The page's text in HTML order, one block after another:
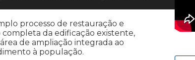
processo de restauração e
da edificação existente,
de ampliação integrada ao
à população.